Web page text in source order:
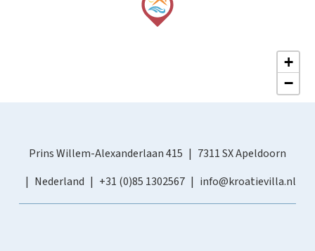
+
−
Prins Willem-Alexanderlaan 415
7311 SX Apeldoorn
Nederland
+31 (0)85 1302567 info@kroatievilla.nl